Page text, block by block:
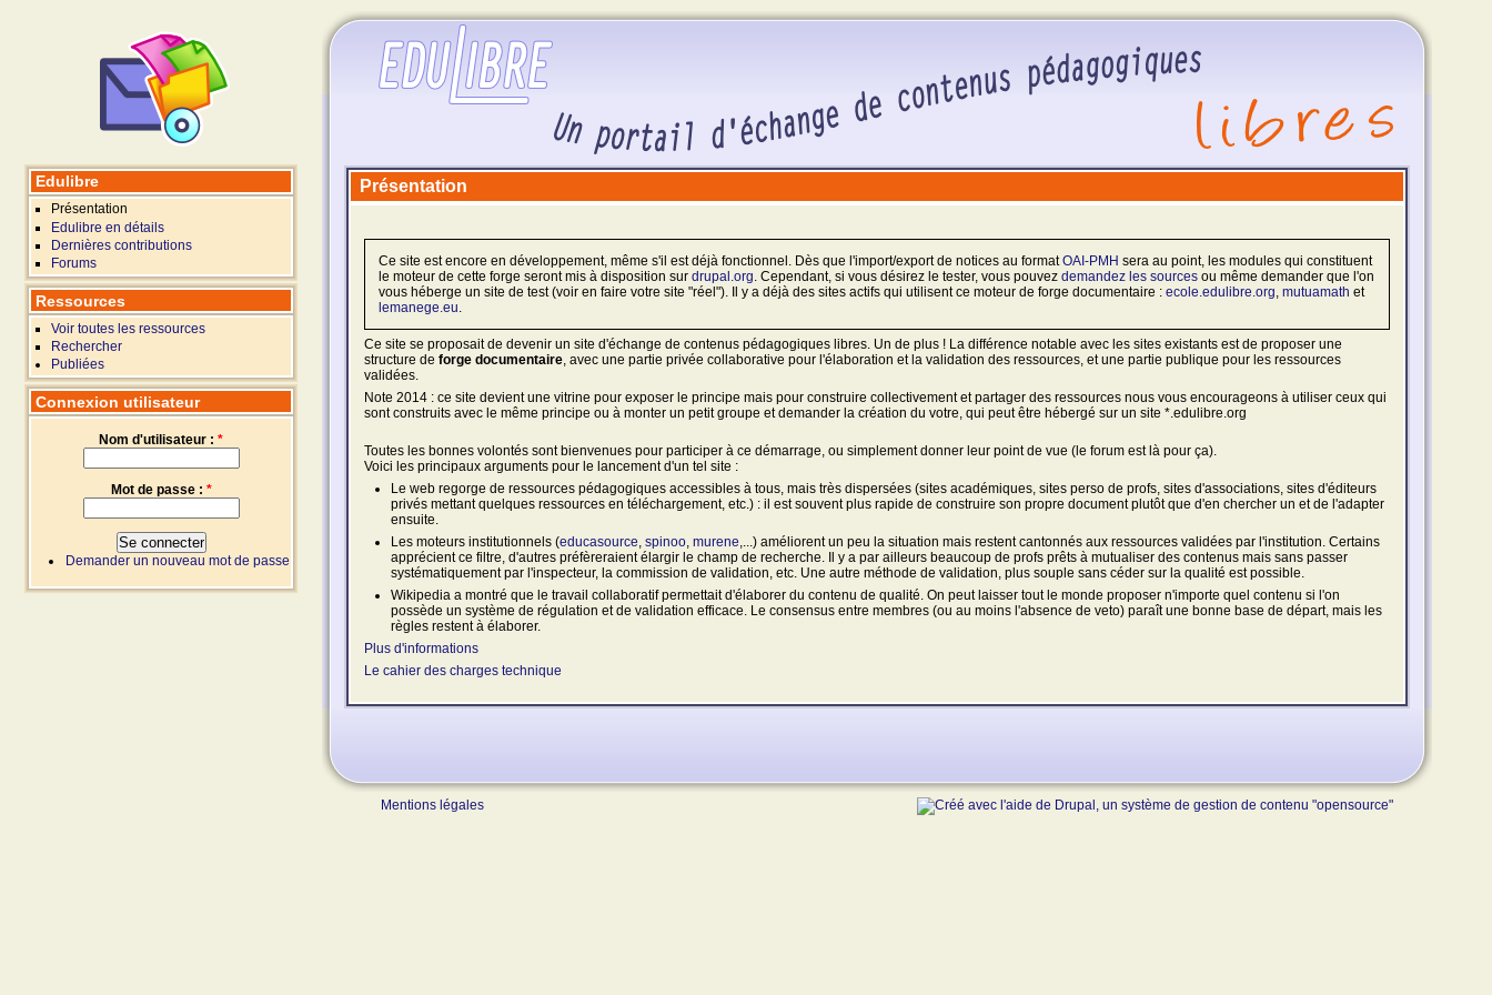
Présentation
Ce site est encore en développement, même s'il est déjà fonctionnel. Dès que l'import/export de notices au formatOAI-PMH sera au point, les modules qui constituent
le moteur de cette forge seront mis à disposition sur drupal.org. Cependant, si vous désirez le tester, vous pouvez demandez les sources ou même demander que l'on
vous héberge un site de test (voir en faire votre site "réel"). Il y a déjà des sites actifs qui utilisent ce moteur de forge documentaire : ecole.edulibre.org, mutuamath et
lemanege.eu.
Ce site se proposait de devenir un site d'échange de contenus pédagogiques libres. Un de plus ! La différence notable avec les sites existants est de proposer une
structure de forge documentaire, avec une partie privée collaborative pour l'élaboration et la validation des ressources, et une partie publique pour les ressources
validées.
Note 2014 : ce site devient une vitrine pour exposer le principe mais pour construire collectivement et partager des ressources nous vous encourageons à utiliser ceux qui
sont construits avec le même principe ou à monter un petit groupe et demander la création du votre, qui peut être hébergé sur un site *.edulibre.org
Toutes les bonnes volontés sont bienvenues pour participer à ce démarrage, ou simplement donner leur point de vue (le forum est là pour ça).
Voici les principaux arguments pour le lancement d'un tel site :
Le web regorge de ressources pédagogiques accessibles à tous, mais très dispersées (sites académiques, sites perso de profs, sites d'associations, sites d'éditeurs
privés mettant quelques ressources en téléchargement, etc.) : il est souvent plus rapide de construire son propre document plutôt que d'en chercher un et de l'adapter
ensuite.
Les moteurs institutionnels (educasource, spinoo, murene,...) améliorent un peu la situation mais restent cantonnés aux ressources validées par l'institution. Certains
apprécient ce filtre, d'autres préfèreraient élargir le champ de recherche. Il y a par ailleurs beaucoup de profs prêts à mutualiser des contenus mais sans passer
systématiquement par l'inspecteur, la commission de validation, etc. Une autre méthode de validation, plus souple sans céder sur la qualité est possible.
Wikipedia a montré que le travail collaboratif permettait d'élaborer du contenu de qualité. On peut laisser tout le monde proposer n'importe quel contenu si l'on
possède un système de régulation et de validation efficace. Le consensus entre membres (ou au moins l'absence de veto) paraît une bonne base de départ, mais les
règles restent à élaborer.
Plus d'informations
Le cahier des charges technique
Mentions légales
Edulibre
Présentation
Edulibre en détails
Dernières contributions
Forums
Ressources
Voir toutes les ressources
Rechercher
Publiées
Connexion utilisateur
Nom d'utilisateur : *
Mot de passe : *
Demander un nouveau mot de passe